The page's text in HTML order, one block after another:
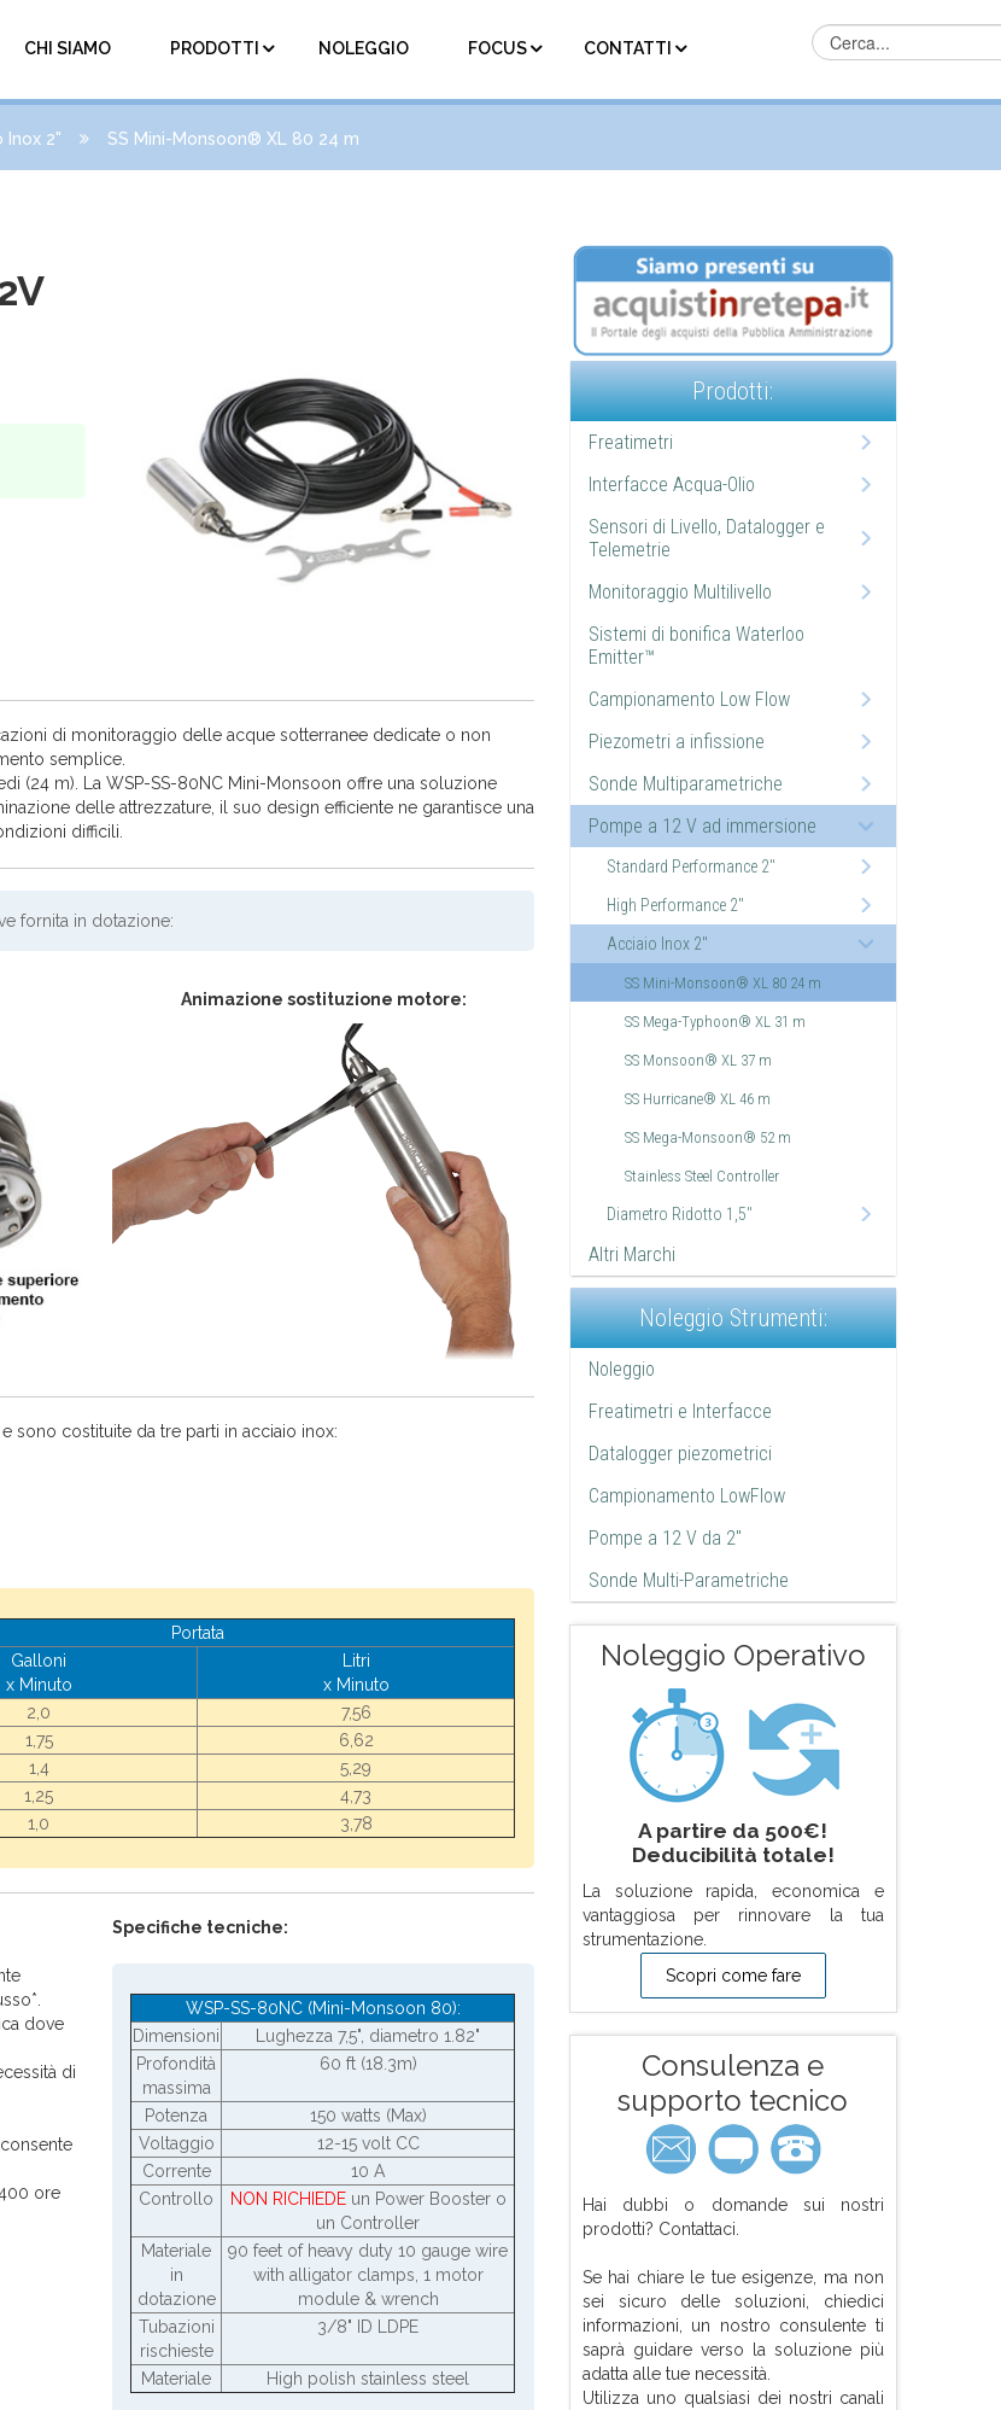
CHI SIAMO PRODOTTI NOLEGGIO FOCUS CONTATTI
Inox 2" SS Mini-Monsoon® XL 80 24 m
di monitoraggio delle acque sotterranee dedicate o non
semplice.
(24 m). La WSP-SS-80NC Mini-Monsoon offre una soluzione
delle attrezzature, il suo design efficiente ne garantisce una
difficili.
fornita in dotazione:
Animazione sostituzione motore:
sono costituite da tre parti in acciaio inox:
Portata
Galloni
x Minuto
Litri
x Minuto
2,0
7,56
1,75
6,62
1,4
5,29
1,25
4,73
1,0 3,78
dove
di
ore
Specifiche tecniche:
WSP-SS-80NC (Mini-Monsoon 80):
Dimensioni
Lughezza 7,5", diametro 1.82"
Profondità
massima
60 ft (18.3m)
Potenza
150 watts (Max)
Voltaggio
12-15 volt CC
Corrente
10 A
Controllo
NON RICHIEDEun Power Booster o
un Controller
Materiale
in
dotazione
90 feet of heavy duty 10 gauge wire
with alligator clamps, 1 motor
module & wrench
Tubazioni
rischieste
3/8" ID LDPE
Materiale High polish stainless steel
Prodotti:
Freatimetri
Interfacce Acqua-Olio
Sensori di Livello, Datalogger e
Telemetrie
Monitoraggio Multilivello
Sistemi di bonifica Waterloo
Emitter™
Campionamento Low Flow
Piezometri a infissione
Sonde Multiparametriche
Pompe a 12 V ad immersione
Standard Performance 2"
High Performance 2"
Acciaio Inox 2"
SS Mini-Monsoon® XL 80 24 m
SS Mega-Typhoon® XL 31 m
SS Monsoon® XL 37 m
SS Hurricane® XL 46 m
SS Mega-Monsoon® 52 m
Stainless Steel Controller
Diametro Ridotto 1,5"
Altri Marchi
Noleggio Strumenti:
Noleggio
Freatimetri e Interfacce
Datalogger piezometrici
Campionamento LowFlow
Pompe a 12 V da 2"
Sonde Multi-Parametriche
Noleggio Operativo
A partire da 500€!
Deducibilità totale!
La soluzione rapida, economica e
vantaggiosa per rinnovare la tua
strumentazione.
Scopri come fare
Consulenza e
supporto tecnico
Hai dubbi o domande sui nostri
prodotti? Contattaci.
Se hai chiare le tue esigenze, ma non
sei sicuro delle soluzioni, chiedici
informazioni, un nostro consulente ti
saprà guidare verso la soluzione più
adatta alle tue necessità.
Utilizza uno qualsiasi dei nostri canali